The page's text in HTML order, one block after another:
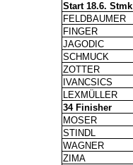
Start 18.6. Stmk
FELDBAUMER
FINGER
JAGODIC
SCHMUCK
ZOTTER
IVANCSICS
LEXMÜLLER
34 Finisher
MOSER
STINDL
WAGNER
ZIMA